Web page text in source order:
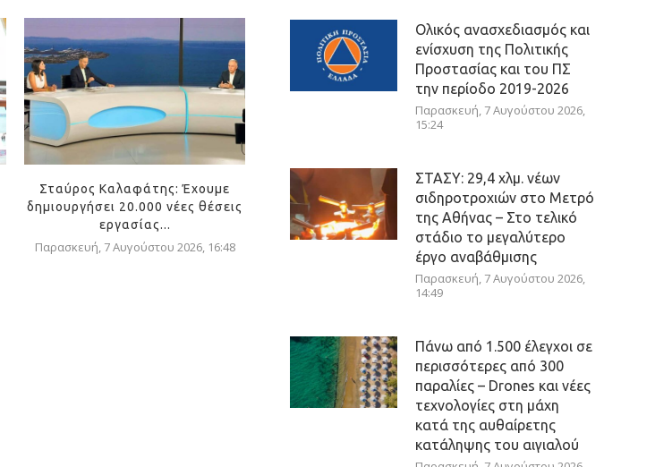
Σταύρος Καλαφάτης: Έχουμε
δημιουργήσει 20.000 νέες θέσεις
εργασίας...
Παρασκευή, 7 Αυγούστου 2026, 16:48
Ολικός ανασχεδιασμός και
ενίσχυση της Πολιτικής
Προστασίας και του ΠΣ
την περίοδο 2019-2026
Παρασκευή, 7 Αυγούστου 2026,
15:24
ΣΤΑΣΥ: 29,4 χλμ. νέων
σιδηροτροχιών στο Μετρό
της Αθήνας – Στο τελικό
στάδιο το μεγαλύτερο
έργο αναβάθμισης
Παρασκευή, 7 Αυγούστου 2026,
14:49
Πάνω από 1.500 έλεγχοι σε
περισσότερες από 300
παραλίες – Drones και νέες
τεχνολογίες στη μάχη
κατά της αυθαίρετης
κατάληψης του αιγιαλού